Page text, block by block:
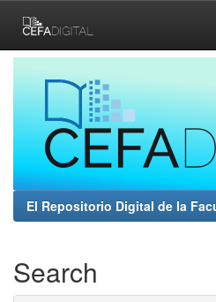
navigation
El Repositorio Digital de la
Search